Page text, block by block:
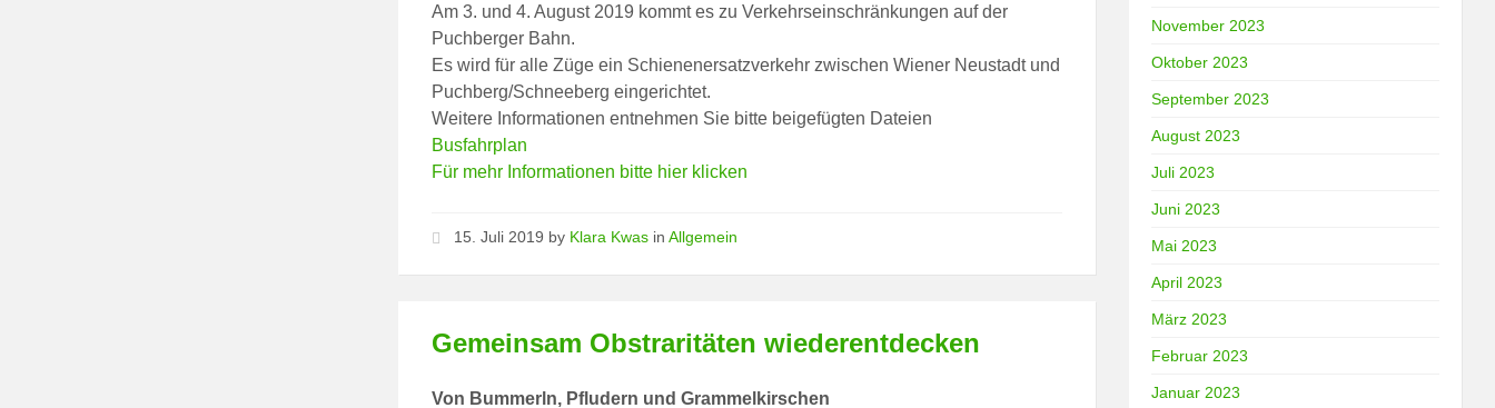
Am 3. und 4. August 2019 kommt es zu Verkehrseinschränkungen auf der
Puchberger Bahn.
Es wird für alle Züge ein Schienenersatzverkehr zwischen Wiener Neustadt und
Puchberg/Schneeberg eingerichtet.
Weitere Informationen entnehmen Sie bitte beigefügten Dateien
Busfahrplan
Für mehr Informationen bitte hier klicken
15. Juli 2019 by Klara Kwas inAllgemein
Gemeinsam Obstraritäten wiederentdecken
Von Bummerln, Pfludern und Grammelkirschen
November 2023
Oktober 2023
September 2023
August 2023
Juli 2023
Juni 2023
Mai 2023
April 2023
März 2023
Februar 2023
Januar 2023